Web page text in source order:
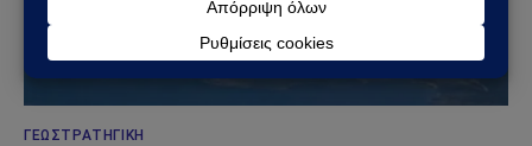
ΓΕΩΣΤΡΑΤΗΓΙΚΉ